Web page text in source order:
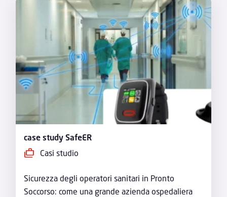
case study SafeER
Casi studio
Sicurezza degli operatori sanitari in Pronto
Soccorso: come una grande azienda ospedaliera